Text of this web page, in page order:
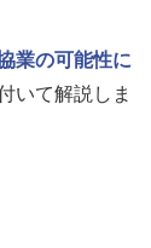
協業の可能性に
いて解説しま